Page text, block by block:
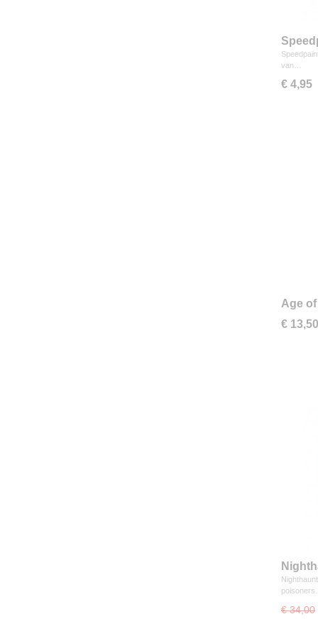
van…
€ 4,95
Age
€ 13,50
poisoners…
€ 34,00